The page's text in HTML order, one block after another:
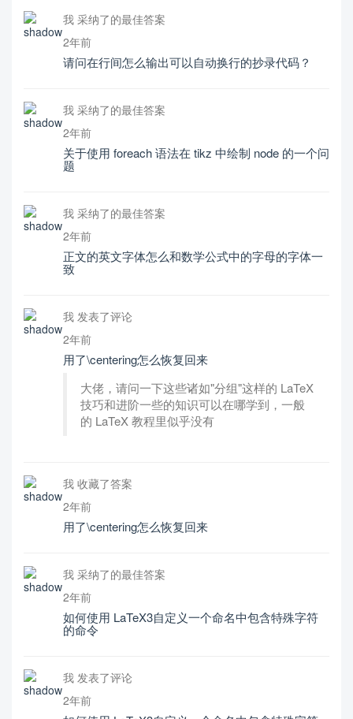
我 采纳了的最佳答案
2年前
请问在行间怎么输出可以自动换行的抄录代码？
我 采纳了的最佳答案
2年前
关于使用 foreach 语法在 tikz 中绘制 node 的一个问
题
我 采纳了的最佳答案
2年前
正文的英文字体怎么和数学公式中的字母的字体一
致
我 发表了评论
2年前
用了\centering怎么恢复回来
大佬，请问一下这些诸如"分组"这样的 LaTeX
技巧和进阶一些的知识可以在哪学到，一般
的 LaTeX 教程里似乎没有
我 收藏了答案
2年前
用了\centering怎么恢复回来
我 采纳了的最佳答案
2年前
如何使用 LaTeX3自定义一个命名中包含特殊字符
的命令
我 发表了评论
2年前